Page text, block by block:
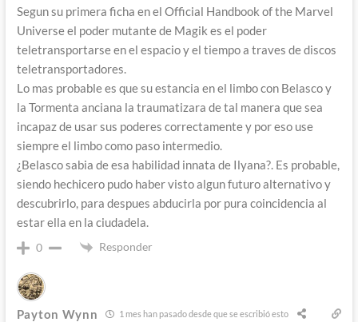
Segun su primera ficha en el Official Handbook of the Marvel
Universe el poder mutante de Magik es el poder
teletransportarse en el espacio y el tiempo a traves de discos
teletransportadores.
Lo mas probable es que su estancia en el limbo con Belasco y
la Tormenta anciana la traumatizara de tal manera que sea
incapaz de usar sus poderes correctamente y por eso use
siempre el limbo como paso intermedio.
¿Belasco sabia de esa habilidad innata de Ilyana?. Es probable,
siendo hechicero pudo haber visto algun futuro alternativo y
descubrirlo, para despues abducirla por pura coincidencia al
estar ella en la ciudadela.
0 Responder
Payton Wynn 1 mes han pasado desde que se escribió esto